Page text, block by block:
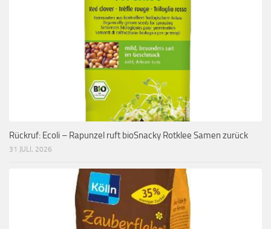
Rückruf: Ecoli – Rapunzel ruft bioSnacky Rotklee Samen zurück
31 JULI, 2026